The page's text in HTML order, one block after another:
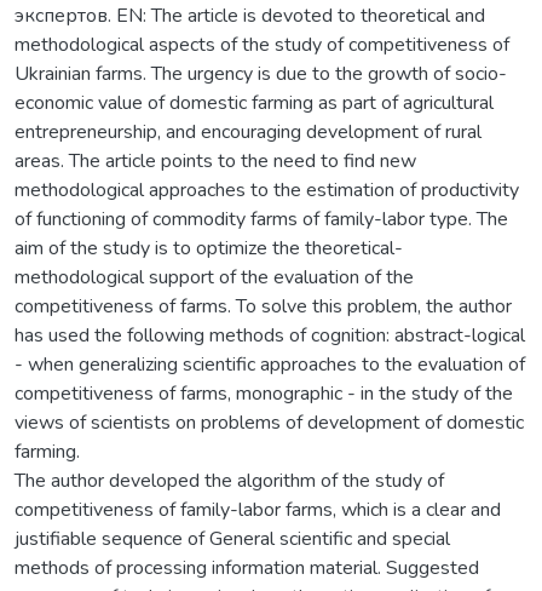
экспертов. EN: The article is devoted to theoretical and
methodological aspects of the study of competitiveness of
Ukrainian farms. The urgency is due to the growth of socio-
economic value of domestic farming as part of agricultural
entrepreneurship, and encouraging development of rural
areas. The article points to the need to find new
methodological approaches to the estimation of productivity
of functioning of commodity farms of family-labor type. The
aim of the study is to optimize the theoretical-
methodological support of the evaluation of the
competitiveness of farms. To solve this problem, the author
has used the following methods of cognition: abstract-logical
- when generalizing scientific approaches to the evaluation of
competitiveness of farms, monographic - in the study of the
views of scientists on problems of development of domestic
farming.
The author developed the algorithm of the study of
competitiveness of family-labor farms, which is a clear and
justifiable sequence of General scientific and special
methods of processing information material. Suggested